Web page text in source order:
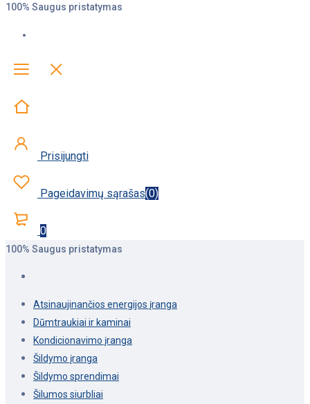
100% Saugus pristatymas
Prisijungti
Pageidavimų sąrašas(0)
0
100% Saugus pristatymas
Atsinaujinančios energijos įranga
Dūmtraukiai ir kaminai
Kondicionavimo įranga
Šildymo įranga
Šildymo sprendimai
Šilumos siurbliai